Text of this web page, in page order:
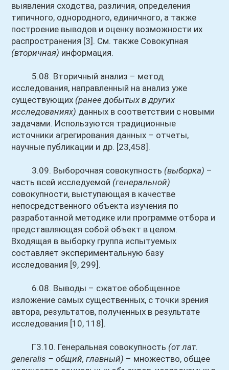
выявления сходства, различия, определения
типичного, однородного, единичного, а также
построение выводов и оценку возможности их
распространения [3]. См. также Совокупная
(вторичная) информация.
5.08. Вторичный анализ – метод
исследования, направленный на анализ уже
существующих (ранее добытых в других
исследованиях) данных в соответствии с новыми
задачами. Используются традиционные
источники агрегирования данных – отчеты,
научные публикации и др. [23,458].
3.09. Выборочная совокупность (выборка) –
часть всей исследуемой (генеральной)
совокупности, выступающая в качестве
непосредственного объекта изучения по
разработанной методике или программе отбора и
представляющая собой объект в целом.
Входящая в выборку группа испытуемых
составляет экспериментальную базу
исследования [9, 299].
6.08. Выводы – сжатое обобщенное
изложение самых существенных, с точки зрения
автора, результатов, полученных в результате
исследования [10, 118].
Г3.10. Генеральная совокупность (от лат.
generalis – общий, главный) – множество, общее